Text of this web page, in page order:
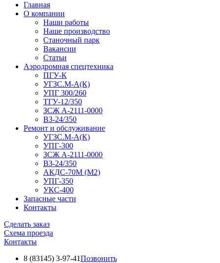
Главная
О компании
Наши работы
Наше производство
Станочный парк
Вакансии
Статьи
Аэродромная спецтехника
ПГУ-К
УГЗС.М-А(К)
УПГ 300/260
ТГУ-12/350
ЗСЖ А-2111-0000
ВЗ-24/350
Ремонт и обслуживание
УГЗС.М-А(К)
УПГ-300
ЗСЖ А-2111-0000
ВЗ-24/350
АКДС-70М (М2)
УПГ-350
УКС-400
Запасные части
Контакты
Сделать заказ
Схема проезда
Контакты
8 (83145) 3-97-41Позвонить